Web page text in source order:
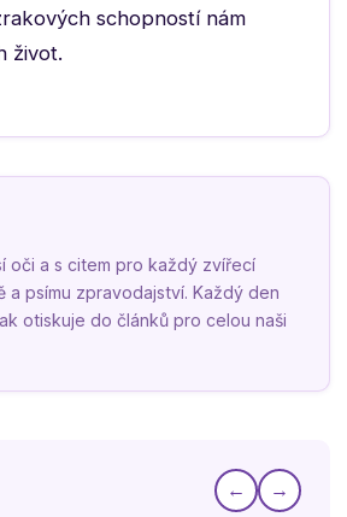
schopností nám
život.
oči a s citem pro každý zvířecí
psímu zpravodajství. Každý den
otiskuje do článků pro celou naši
← →